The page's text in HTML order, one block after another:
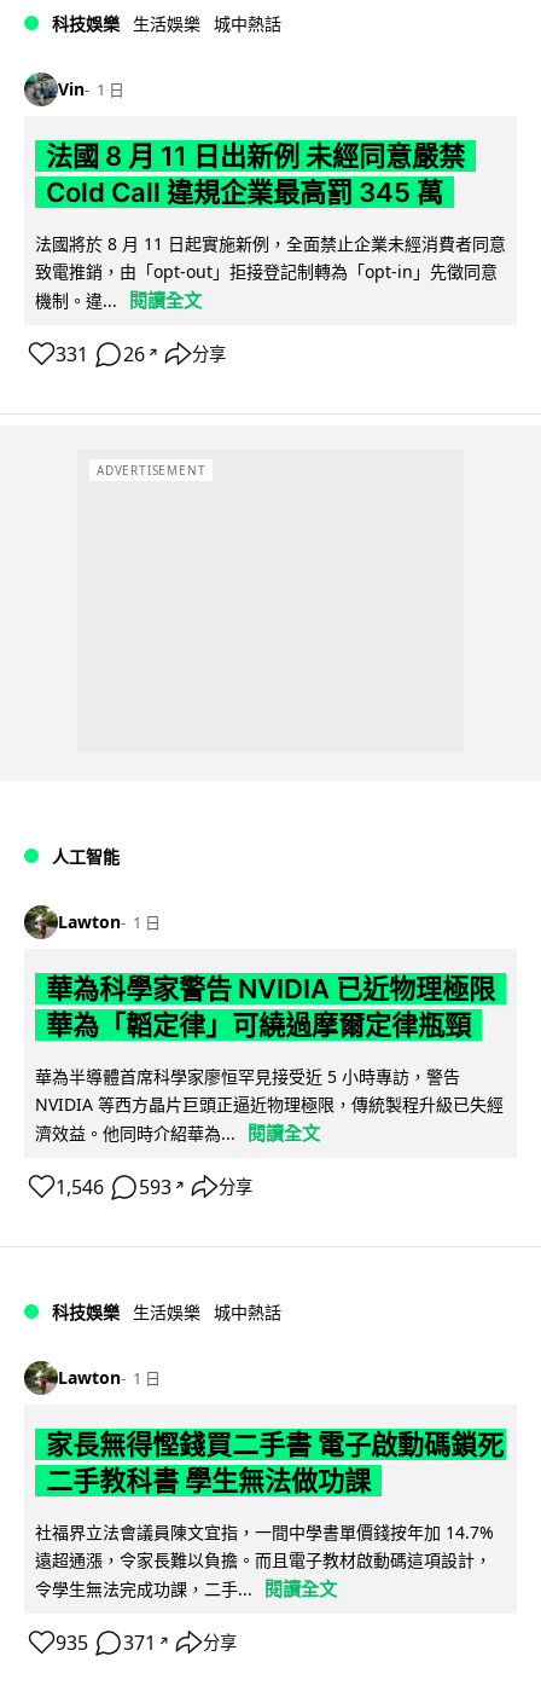
科技娛樂 生活娛樂 城中熱話
Vin 1 日
法國 8 月 11 日出新例 未經同意嚴禁
Cold Call 違規企業最高罰 345 萬
法國將於 8 月 11 日起實施新例，全面禁止企業未經消費者同意
致電推銷，由「opt-out」拒接登記制轉為「opt-in」先徵同意
機制。違...
閱讀全文
331 26 ↗ 分享
ADVERTISEMENT
人工智能
Lawton 1 日
華為科學家警告 NVIDIA 已近物理極限
華為「韜定律」可繞過摩爾定律瓶頸
華為半導體首席科學家廖恒罕見接受近 5 小時專訪，警告
NVIDIA 等西方晶片巨頭正逼近物理極限，傳統製程升級已失經
濟效益。他同時介紹華為...
閱讀全文
1,546 593 ↗ 分享
科技娛樂 生活娛樂 城中熱話
Lawton 1 日
家長無得慳錢買二手書 電子啟動碼鎖死
二手教科書 學生無法做功課
社福界立法會議員陳文宜指，一間中學書單價錢按年加 14.7%
遠超通漲，令家長難以負擔。而且電子教材啟動碼這項設計，
令學生無法完成功課，二手...
閱讀全文
935 371 ↗ 分享